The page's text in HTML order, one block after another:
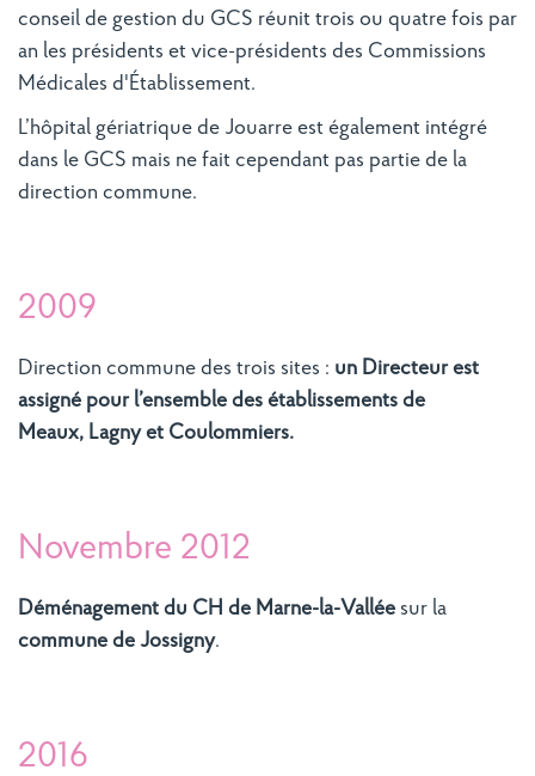
conseil de gestion du GCS réunit trois ou quatre fois par
an les présidents et vice-présidents des Commissions
Médicales d'Établissement.
L’hôpital gériatrique de Jouarre est également intégré
dans le GCS mais ne fait cependant pas partie de la
direction commune.
2009
Direction commune des trois sites : un Directeur est
assigné pour l’ensemble des établissements de
Meaux, Lagny et Coulommiers.
Novembre 2012
Déménagement du CH de Marne-la-Vallée sur la
commune de Jossigny.
2016